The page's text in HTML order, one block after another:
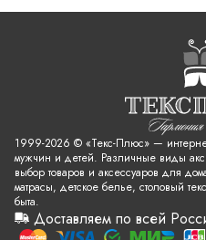
1999-2026 © «Текс-Плюс» —
мужчин и детей. Различные виды
выбор товаров и аксессуаров для
матрасы, детское белье, столовый
быта.
Доставляем по всей